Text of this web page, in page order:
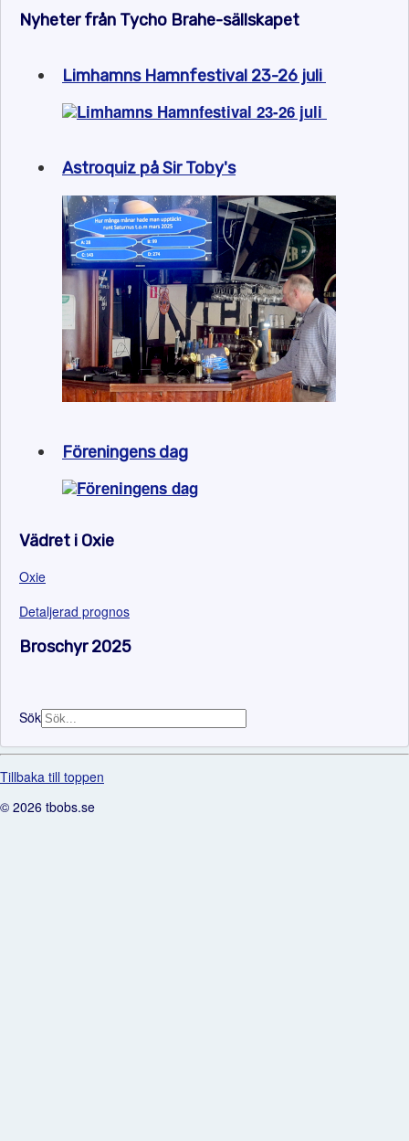
Nyheter från Tycho Brahe-sällskapet
Limhamns Hamnfestival 23-26 juli
Astroquiz på Sir Toby's
Föreningens dag
Vädret i Oxie
Oxie
Detaljerad prognos
Broschyr 2025
Sök
Tillbaka till toppen
© 2026 tbobs.se